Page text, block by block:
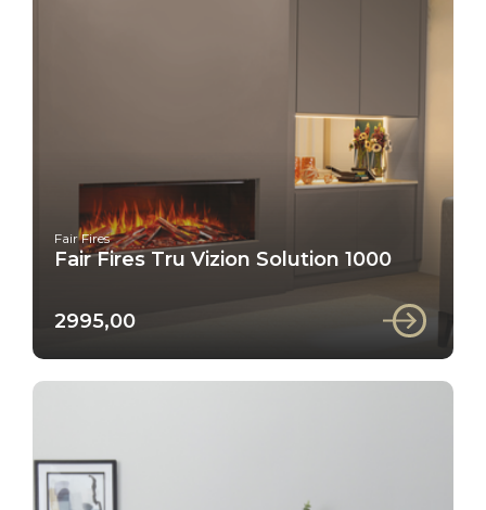
Fair Fires
Fair Fires Tru Vizion Solution 1000
2995,00